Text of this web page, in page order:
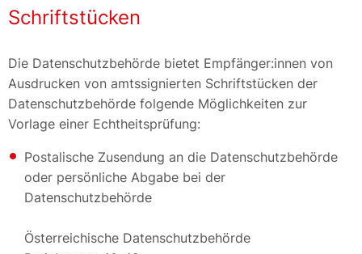
Schriftstücken
Die Datenschutzbehörde bietet Empfänger:innen von
Ausdrucken von amtssignierten Schriftstücken der
Datenschutzbehörde folgende Möglichkeiten zur
Vorlage einer Echtheitsprüfung:
Postalische Zusendung an die Datenschutzbehörde
oder persönliche Abgabe bei der
Datenschutzbehörde
Österreichische Datenschutzbehörde